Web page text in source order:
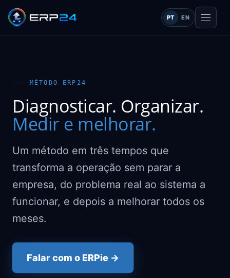
PT EN
MÉTODO ERP24
Diagnosticar. Organizar.
Medir e melhorar.
Um método em três tempos que
transforma a operação sem parar a
empresa, do problema real ao sistema a
funcionar, e depois a melhorar todos os
meses.
Falar com o ERPie →